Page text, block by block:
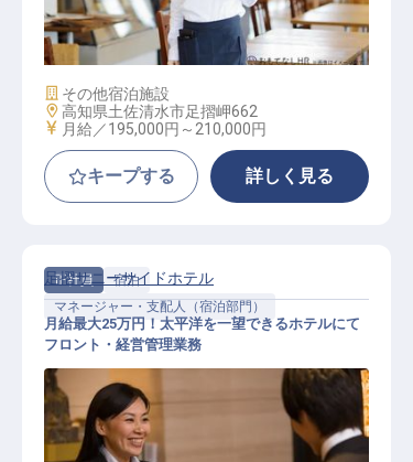
接客スタッフ
施設業態
その他宿泊施設
勤務地
高知県土佐清水市足摺岬662
給与
月給／195,000円～ 210,000円
キープする 詳しく見る
正社員
宿泊
マネージャー・支配人（宿泊部門）
足摺サニーサイドホテル
月給最大25万円！太平洋を一望できるホテルにて
フロント・経営管理業務